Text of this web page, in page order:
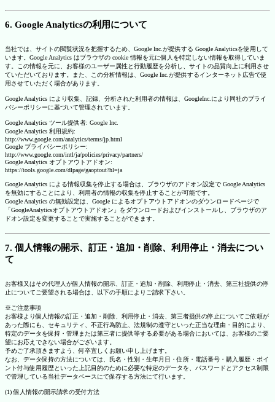
6. Google Analyticsの利用について
当社では、サイトの閲覧状況を把握するため、Google Inc.が提供する Google Analyticsを使用して
います。Google Analytics はブラウザの cookie 情報を元に個人を特定しない情報を取得していま
す。この情報を元に、お客様のユーザー属性と行動履歴を分析し、サイトの品質向上に利用させ
ていただいております。また、この分析情報は、Google Inc.が提供するインターネット広告で使
用させていただく場合があります。
Google Analytics により収集、記録、分析された利用者の情報は、GoogleInc.により同社のプライ
バシーポリシーに基づいて管理されています。
Google Analytics ツール提供者: Google Inc.
Google Analytics 利用規約:
http://www.google.com/analytics/terms/jp.html
Google プライバシーポリシー:
http://www.google.com/intl/ja/policies/privacy/partners/
Google Analytics オプトアウトアドオン:
https://tools.google.com/dlpage/gaoptout?hl=ja
Google Analytics による情報収集を停止する場合は、ブラウザのアドオン設定で Google Analytics
を無効にすることにより、利用者の情報の収集を停止することが可能です。
Google Analytics の無効設定は、Google によるオプトアウトアドオンのダウンロードページで
「GoogleAnalyticsオプトアウトアドオン」をダウンロードおよびインストールし、ブラウザのア
ドオン設定を変更することで実施することができます。
7. 個人情報の開示、訂正・追加・削除、利用停止・消去につい
て
お客様又はその代理人が個人情報の開示、訂正・追加・削除、利用停止・消去、第三社提供の停
止についてご要望される場合は、以下の手順によりご請求下さい。
※ご注意事項
お客様より個人情報の訂正・追加・削除、利用停止・消去、第三者提供の停止についてご依頼が
あった際にも、セキュリティ、不正行為防止、法規制の遵守といった正当な理由・目的により、
特定のデータを保持・管理または第三者に提供等する必要がある場合においては、お客様のご要
望にお応えできない場合がございます。
予めご了承頂きますよう、何卒宜しくお願い申し上げます。
なお、データ保持の方法については、氏名・性別・生年月日・住所・電話番号・購入履歴・ポイ
ント付与使用履歴といった上記目的のために必要な特定のデータを、パスワードとアクセス制限
で管理している当社データベースにて保存する方法にて行います。
(1) 個人情報の開示請求の受付方法